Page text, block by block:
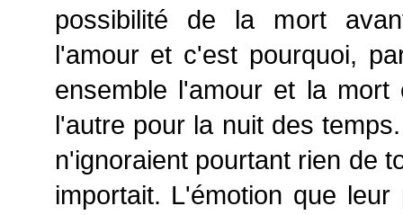
possibilité de la mort
l'amour et c'est pourquoi,
ensemble l'amour et la
l'autre pour la nuit des
n'ignoraient pourtant rien de
importait. L'émotion que leur